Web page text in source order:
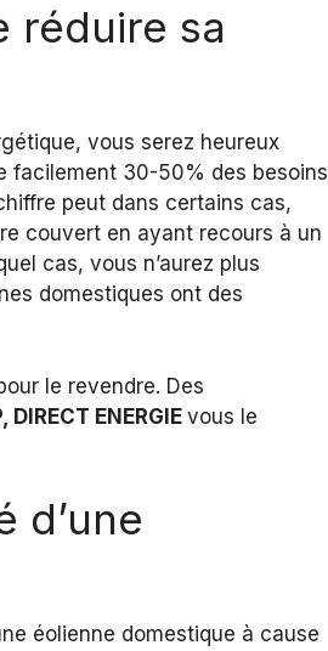
réduire sa
vous serez heureux
facilement 30-50% des besoins
peut dans certains cas,
couvert en ayant recours à un
cas, vous n’aurez plus
domestiques ont des
le revendre. Des
DIRECT ENERGIE vous le
d’une
éolienne domestique à cause